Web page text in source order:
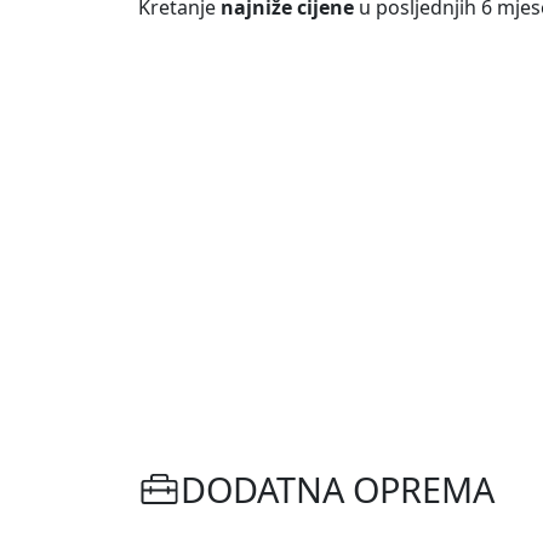
Kretanje najniže cijene u posljednjih 6
DODATNA OPREMA